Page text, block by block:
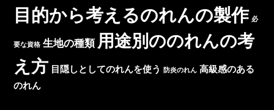
他
社
差
別
化
し
目的から考えるのれんの製作 必
要な資格 生地の種類 用途別ののれんの考
え方 目隠しとしてのれんを使う 防炎のれん 高級感のある
のれん